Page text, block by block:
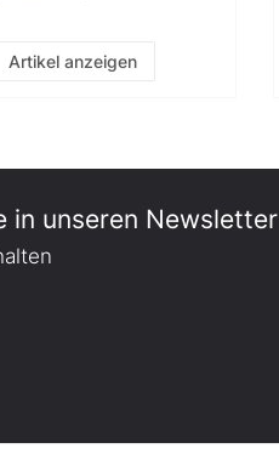
Artikel anzeigen
in unseren Newsletter